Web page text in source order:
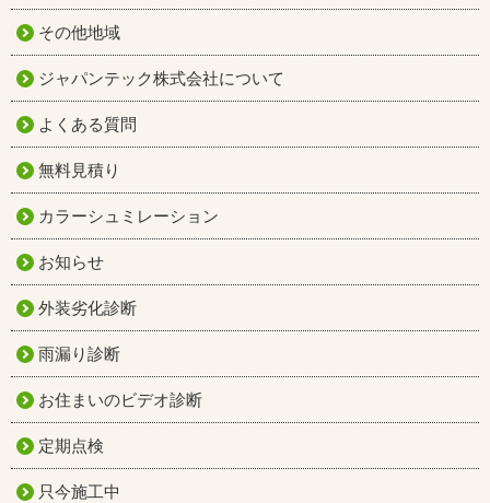
その他地域
ジャパンテック株式会社について
よくある質問
無料見積り
カラーシュミレーション
お知らせ
外装劣化診断
雨漏り診断
お住まいのビデオ診断
定期点検
只今施工中